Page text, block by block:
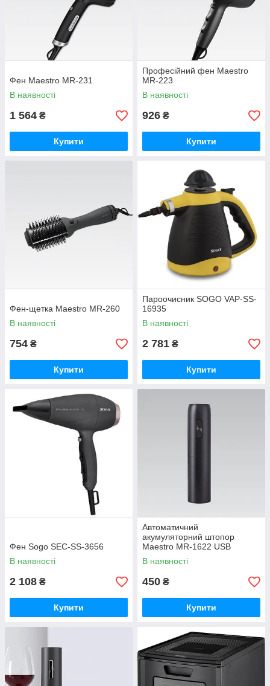
Фен Maestro MR-231
В наявності
1 564 ₴
Купити
Професійний фен Maestro
MR-223
В наявності
926 ₴
Купити
Фен-щетка Maestro MR-260
В наявності
754 ₴
Купити
Пароочисник SOGO VAP-SS-
16935
В наявності
2 781 ₴
Купити
Фен Sogo SEC-SS-3656
В наявності
2 108 ₴
Купити
Автоматичний
акумуляторний штопор
Maestro MR-1622 USB
В наявності
450 ₴
Купити